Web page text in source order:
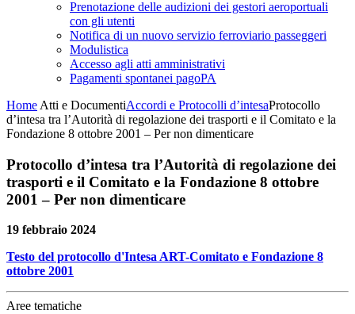
Prenotazione delle audizioni dei gestori aeroportuali
con gli utenti
Notifica di un nuovo servizio ferroviario passeggeri
Modulistica
Accesso agli atti amministrativi
Pagamenti spontanei pagoPA
Home Atti e DocumentiAccordi e Protocolli d’intesaProtocollo
d’intesa tra l’Autorità di regolazione dei trasporti e il Comitato e la
Fondazione 8 ottobre 2001 – Per non dimenticare
Protocollo d’intesa tra l’Autorità di regolazione dei
trasporti e il Comitato e la Fondazione 8 ottobre
2001 – Per non dimenticare
19 febbraio 2024
Testo del protocollo d'Intesa ART-Comitato e Fondazione 8
ottobre 2001
Aree tematiche